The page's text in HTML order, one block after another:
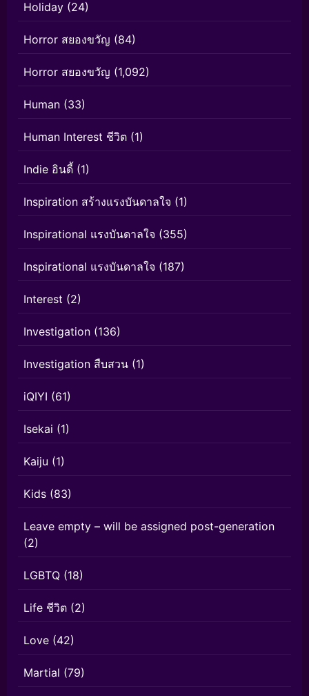
Holiday (24)
Horror สยองขวัญ (84)
Horror สยองขวัญ (1,092)
Human (33)
Human Interest ชีวิต (1)
Indie อินดี้ (1)
Inspiration สร้างแรงบันดาลใจ (1)
Inspirational แรงบันดาลใจ (355)
Inspirational แรงบันดาลใจ (187)
Interest (2)
Investigation (136)
Investigation สืบสวน (1)
iQIYI (61)
Isekai (1)
Kaiju (1)
Kids (83)
Leave empty – will be assigned post-generation
(2)
LGBTQ (18)
Life ชีวิต (2)
Love (42)
Martial (79)